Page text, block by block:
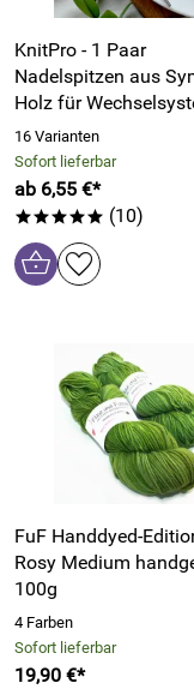
KnitPro - 1 Paar
Nadelspitzen aus
Holz für
16 Varianten
Sofort lieferbar
ab 6,55 €*
***** (10)
FuF Handdyed-
Rosy Medium
100g
4 Farben
Sofort lieferbar
19,90 €*